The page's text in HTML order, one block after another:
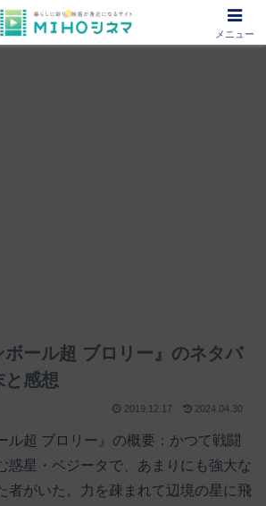
！あなたの映画図書館『MIHOシネマ』
ボール超 ブロリー』のネタバ
と感想
2019.12.17 2024.04.30
ル超 ブロリー』の概要：かつて戦闘
惑星・ベジータで、あまりにも強大な
者がいた。力を疎まれて辺境の星に飛
メニュー